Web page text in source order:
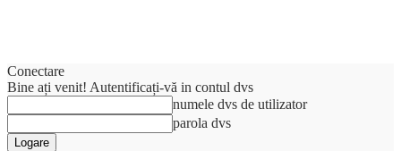
Conectare
Bine ați venit! Autentificați-vă in contul dvs
numele dvs de utilizator
parola dvs